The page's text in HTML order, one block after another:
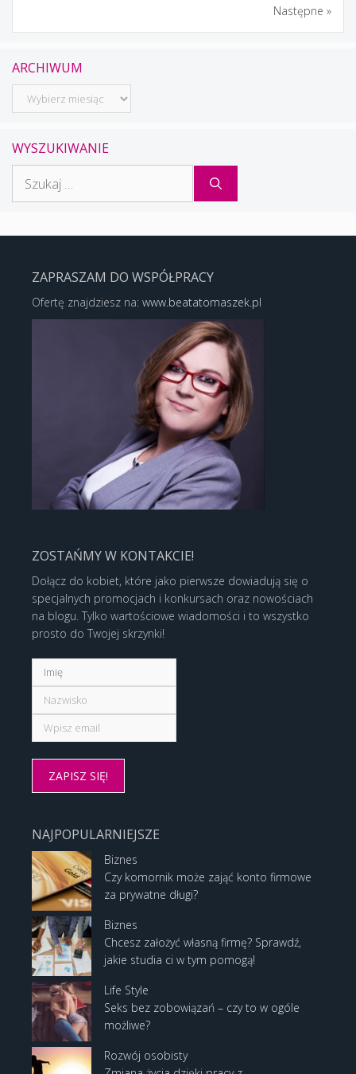
Następne »
ARCHIWUM
Archiwum
WYSZUKIWANIE
ZAPRASZAM DO WSPÓŁPRACY
Ofertę znajdziesz na: www.beatatomaszek.pl
ZOSTAŃMY W KONTAKCIE!
Dołącz do kobiet, które jako pierwsze dowiadują się o
specjalnych promocjach i konkursach oraz nowościach
na blogu. Tylko wartościowe wiadomości i to wszystko
prosto do Twojej skrzynki!
NAJPOPULARNIEJSZE
Biznes
Czy komornik może zająć konto firmowe
za prywatne długi?
Biznes
Chcesz założyć własną firmę? Sprawdź,
jakie studia ci w tym pomogą!
Life Style
Seks bez zobowiązań – czy to w ogóle
możliwe?
Rozwój osobisty